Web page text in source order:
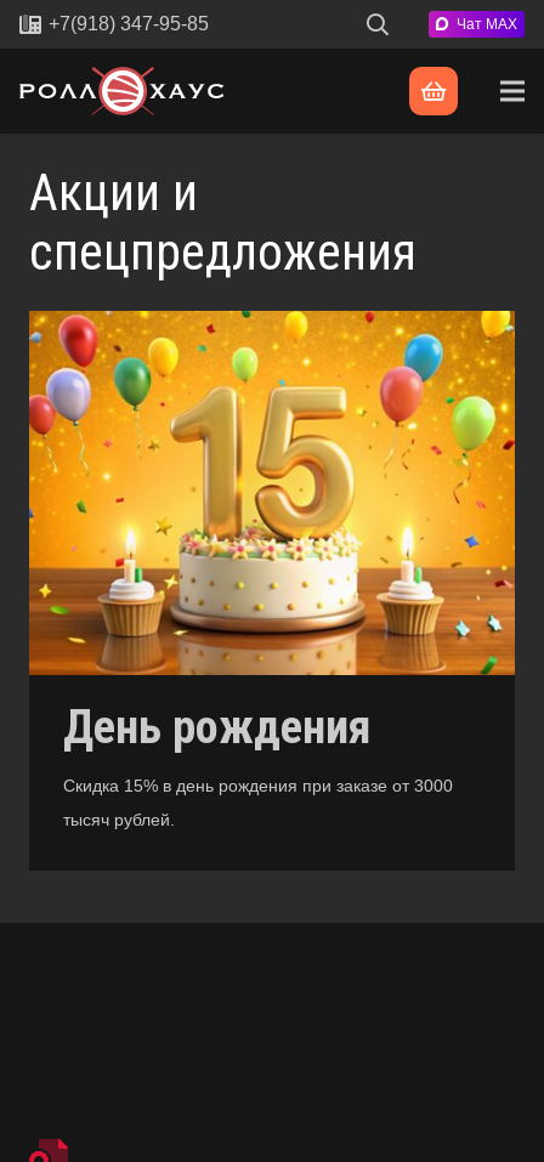
+7(918) 347-95-85 Чат MAX
Акции и
спецпредложения
День рождения
Скидка 15% в день рождения при заказе от 3000
тысяч рублей.